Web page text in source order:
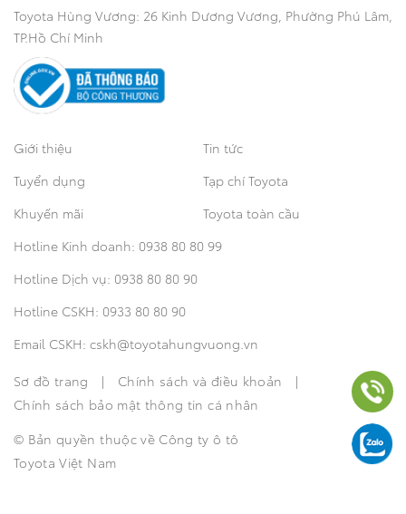
Toyota Hùng Vương: 26 Kinh Dương Vương, Phường Phú Lâm,
TP.Hồ Chí Minh
Giới thiệu
Tuyển dụng
Khuyến mãi
Tin tức
Tạp chí Toyota
Toyota toàn cầu
Hotline Kinh doanh: 0938 80 80 99
Hotline Dịch vụ: 0938 80 80 90
Hotline CSKH: 0933 80 80 90
Email CSKH: cskh@toyotahungvuong.vn
Sơ đồ trang | Chính sách và điều khoản
|
Chính sách bảo mật thông tin cá nhân
© Bản quyền thuộc về Công ty ô tô
Toyota Việt Nam
Hotline Kinh doanh: 0938808099
Hotline Dịch vụ: 0938808090